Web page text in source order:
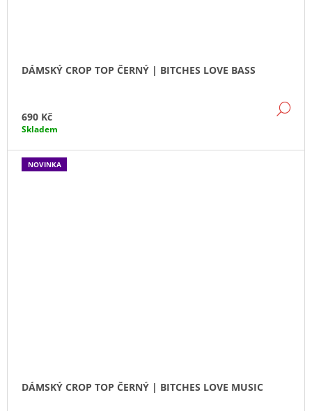
DÁMSKÝ CROP TOP ČERNÝ | BITCHES LOVE BASS
690 Kč
Skladem
NOVINKA
DÁMSKÝ CROP TOP ČERNÝ | BITCHES LOVE MUSIC